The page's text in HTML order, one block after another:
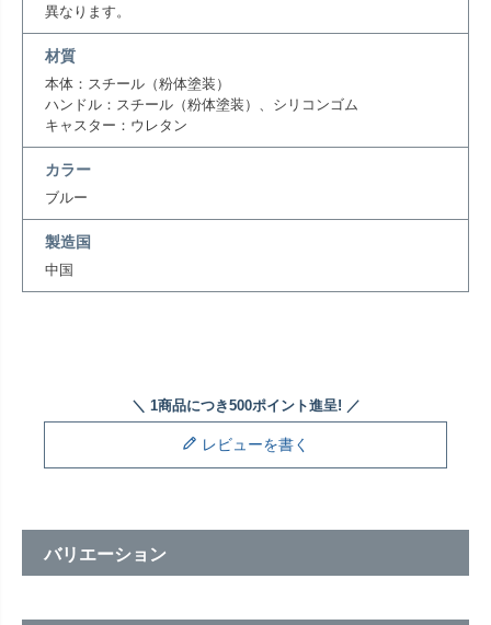
異なります。
材質
本体：スチール（粉体塗装）
ハンドル：スチール（粉体塗装）、シリコンゴム
キャスター：ウレタン
カラー
ブルー
製造国
中国
レビューを書く
バリエーション